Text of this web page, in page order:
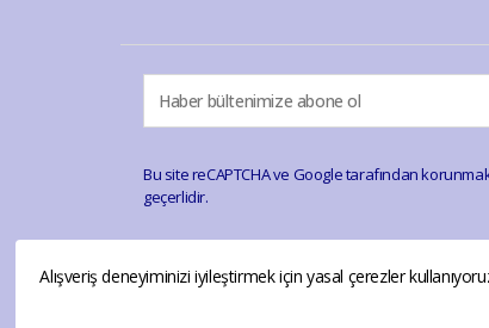
Alışveriş deneyiminizi iyileştirmek için yasal çerezler
Bu site reCAPTCHA ve Google tarafından
geçerlidir.